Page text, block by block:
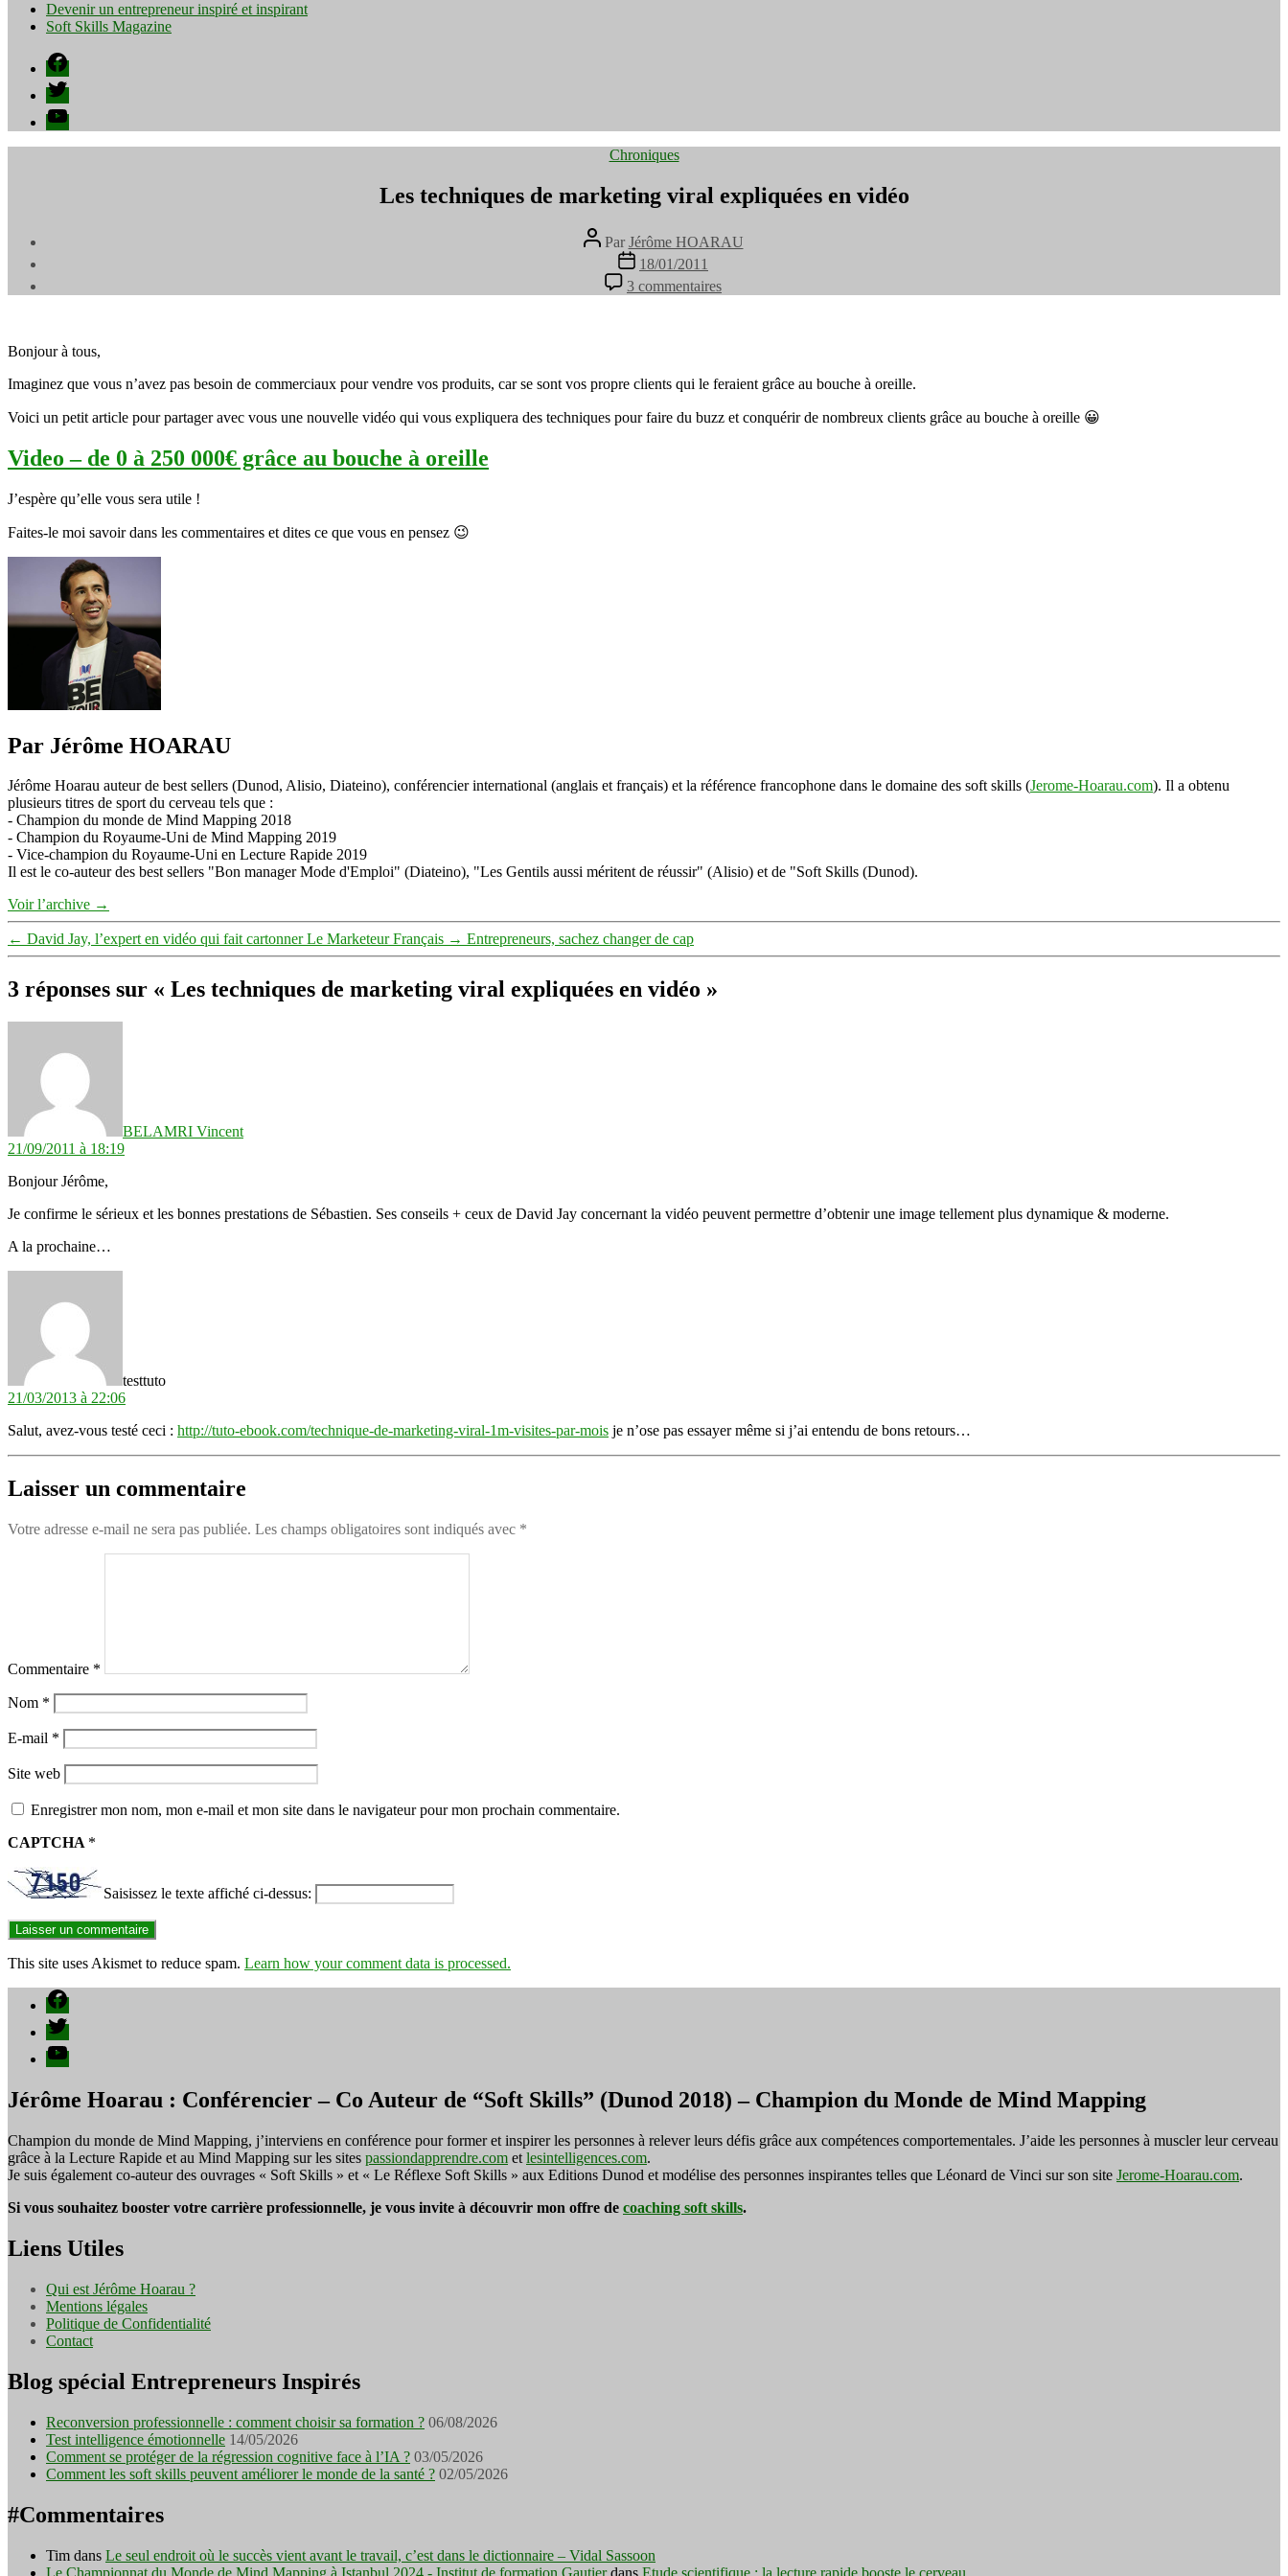
Devenir un entrepreneur inspiré et inspirant
Soft Skills Magazine
Facebook
Twitter
YouTube
Catégories
Chroniques
Les techniques de marketing viral expliquées en vidéo
Auteur
de
l’article
Par Jérôme HOARAU
Date
de
l’article
18/01/2011
3 commentaires
Les
expliquées
vidéo
Bonjour à tous,
Imaginez que vous n’avez pas besoin de commerciaux pour vendre vos produits, car se sont vos propre clients qui le feraient grâce au bouche à oreille.
Voici un petit article pour partager avec vous une nouvelle vidéo qui vous expliquera des techniques pour faire du buzz et conquérir de nombreux clients grâce au bouche à oreille 😀
Video – de 0 à 250 000€ grâce au bouche à oreille
J’espère qu’elle vous sera utile !
Faites-le moi savoir dans les commentaires et dites ce que vous en pensez 😉
Par Jérôme HOARAU
Jérôme Hoarau auteur de best sellers (Dunod, Alisio, Diateino), conférencier international (anglais et français) et la référence francophone dans le domaine des soft skills (Jerome-Hoarau.com). Il a obtenu
plusieurs titres de sport du cerveau tels que :
- Champion du monde de Mind Mapping 2018
- Champion du Royaume-Uni de Mind Mapping 2019
- Vice-champion du Royaume-Uni en Lecture Rapide 2019
Il est le co-auteur des best sellers "Bon manager Mode d'Emploi" (Diateino), "Les Gentils aussi méritent de réussir" (Alisio) et de "Soft Skills (Dunod).
Voir l’archive →
← David Jay, l’expert en vidéo qui fait cartonner Le Marketeur Français → Entrepreneurs, sachez changer de cap
3 réponses sur « Les techniques de marketing viral expliquées en vidéo »
BELAMRI Vincent
21/09/2011 à 18:19
Bonjour Jérôme,
Je confirme le sérieux et les bonnes prestations de Sébastien. Ses conseils + ceux de David Jay concernant la vidéo peuvent permettre d’obtenir une image tellement plus dynamique & moderne.
A la prochaine…
testtuto
21/03/2013 à 22:06
Salut, avez-vous testé ceci : http://tuto-ebook.com/technique-de-marketing-viral-1m-visites-par-mois je n’ose pas essayer même si j’ai entendu de bons retours…
Laisser un commentaire
Votre adresse e-mail ne sera pas publiée. Les champs obligatoires sont indiqués avec *
Commentaire *
Nom *
E-mail *
Site web
Enregistrer mon nom, mon e-mail et mon site dans le navigateur pour mon prochain commentaire.
CAPTCHA *
Saisissez le texte affiché ci-dessus:
This site uses Akismet to reduce spam. Learn how your comment data is processed.
Facebook
Twitter
YouTube
Jérôme Hoarau : Conférencier – Co Auteur de “Soft Skills” (Dunod 2018) – Champion du Monde de Mind Mapping
Champion du monde de Mind Mapping, j’interviens en conférence pour former et inspirer les personnes à relever leurs défis grâce aux compétences comportementales. J’aide les personnes à muscler leur cerveau
grâce à la Lecture Rapide et au Mind Mapping sur les sites passiondapprendre.com et lesintelligences.com.
Je suis également co-auteur des ouvrages « Soft Skills » et « Le Réflexe Soft Skills » aux Editions Dunod et modélise des personnes inspirantes telles que Léonard de Vinci sur son site Jerome-Hoarau.com.
Si vous souhaitez booster votre carrière professionnelle, je vous invite à découvrir mon offre de coaching soft skills.
Liens Utiles
Qui est Jérôme Hoarau ?
Mentions légales
Politique de Confidentialité
Contact
Blog spécial Entrepreneurs Inspirés
Reconversion professionnelle : comment choisir sa formation ? 06/08/2026
Test intelligence émotionnelle 14/05/2026
Comment se protéger de la régression cognitive face à l’IA ? 03/05/2026
Comment les soft skills peuvent améliorer le monde de la santé ? 02/05/2026
#Commentaires
Tim dans Le seul endroit où le succès vient avant le travail, c’est dans le dictionnaire – Vidal Sassoon
Le Championnat du Monde de Mind Mapping à Istanbul 2024 - Institut de formation Gautierdans Etude scientifique : la lecture rapide booste le cerveau